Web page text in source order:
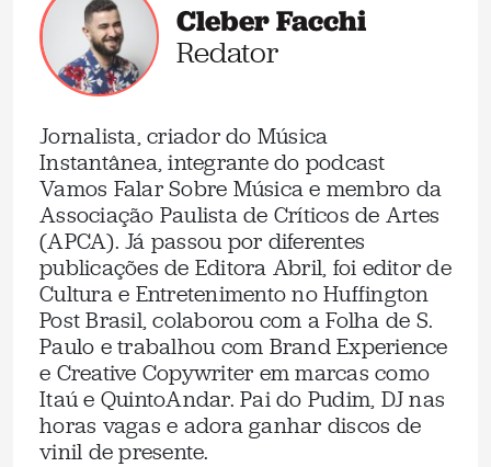
Cleber Facchi
Redator
Jornalista, criador do Música
Instantânea, integrante do podcast
Vamos Falar Sobre Música e membro da
Associação Paulista de Críticos de Artes
(APCA). Já passou por diferentes
publicações de Editora Abril, foi editor de
Cultura e Entretenimento no Huffington
Post Brasil, colaborou com a Folha de S.
Paulo e trabalhou com Brand Experience
e Creative Copywriter em marcas como
Itaú e QuintoAndar. Pai do Pudim, DJ nas
horas vagas e adora ganhar discos de
vinil de presente.